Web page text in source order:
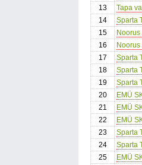
13
Tapa
14
Sparta
15
16
17
Sparta
18
Sparta
19
Sparta
20
EMÜ
21
EMÜ
22
EMÜ
23
Sparta
24
Sparta
25
EMÜ